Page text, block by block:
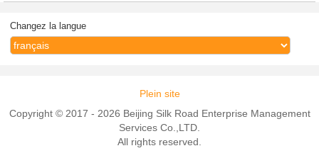
Changez la langue
Plein site
Copyright © 2017 - 2026 Beijing Silk Road Enterprise Management
Services Co.,LTD.
All rights reserved.